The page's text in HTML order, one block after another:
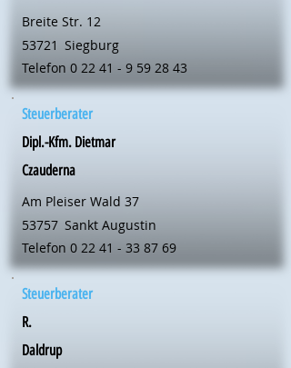
Breite Str. 12
53721 Siegburg
Telefon 0 22 41 - 9 59 28 43
Steuerberater
Dipl.-Kfm. Dietmar
Czauderna
Am Pleiser Wald 37
53757 Sankt Augustin
Telefon 0 22 41 - 33 87 69
Steuerberater
R.
Daldrup